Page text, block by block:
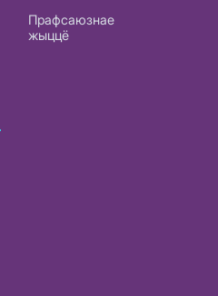
Прафсаюзнае
жыццё